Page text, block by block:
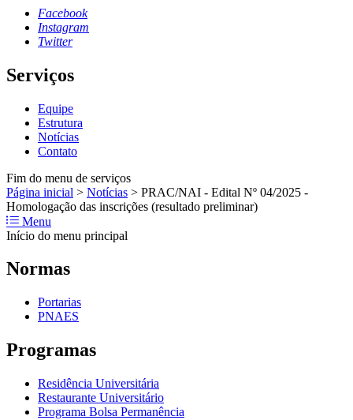
Facebook
Instagram
Twitter
Serviços
Equipe
Estrutura
Notícias
Contato
Fim do menu de serviços
Página inicial > Notícias > PRAC/NAI - Edital Nº 04/2025 -
Homologação das inscrições (resultado preliminar)
Menu
Início do menu principal
Normas
Portarias
PNAES
Programas
Residência Universitária
Restaurante Universitário
Programa Bolsa Permanência